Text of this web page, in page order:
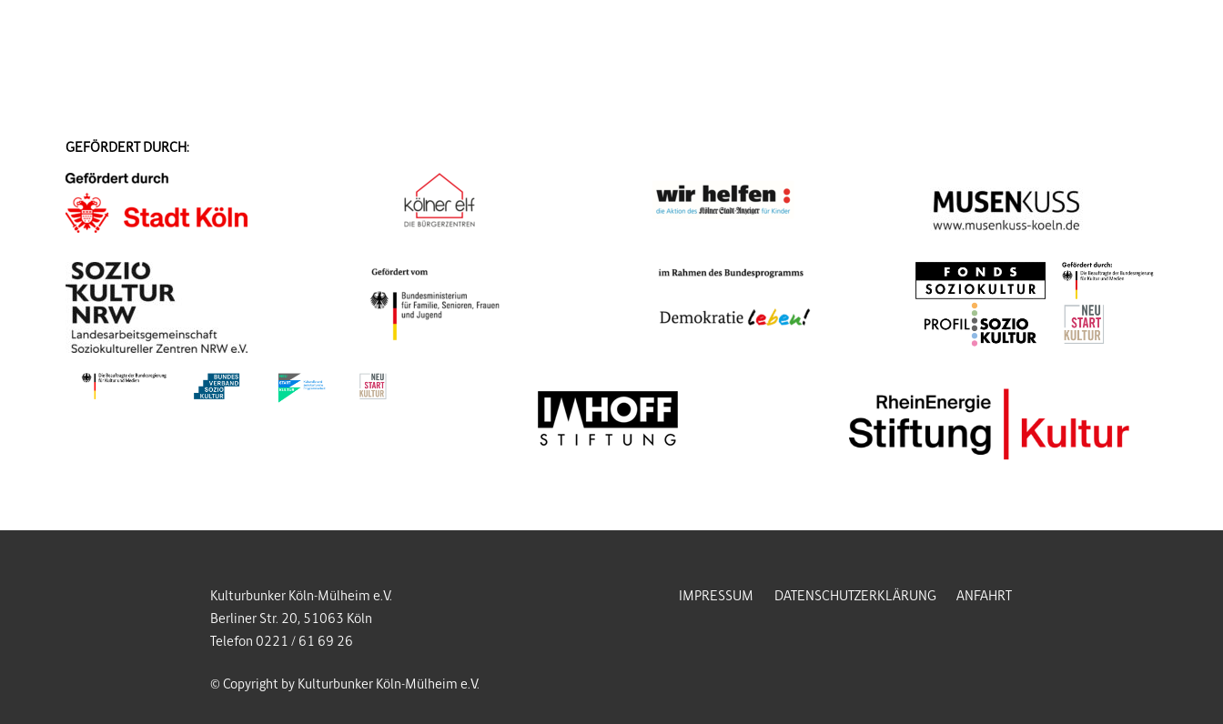
GEFÖRDERT DURCH:
Kulturbunker Köln-Mülheim e.V.
Berliner Str. 20, 51063 Köln
Telefon 0221 / 61 69 26
© Copyright by Kulturbunker Köln-Mülheim e.V.
IMPRESSUM DATENSCHUTZERKLÄRUNG ANFAHRT